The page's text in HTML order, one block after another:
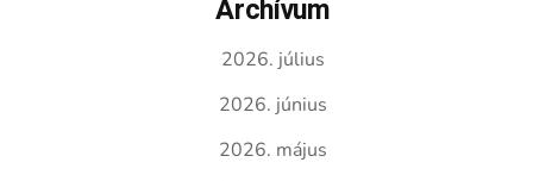
Archívum
2026. július
2026. június
2026. május